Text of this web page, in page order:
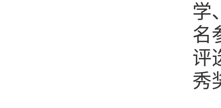
学
名
评
秀